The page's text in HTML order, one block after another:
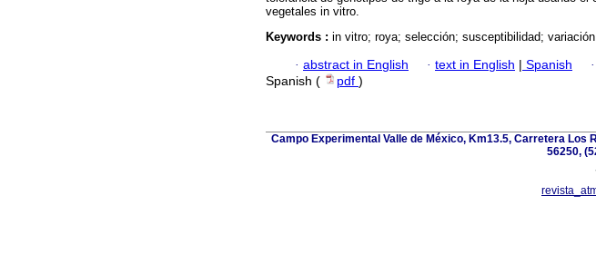
vegetales in vitro.
Keywords : in vitro; roya; selección; susceptibilidad;
· abstract in English · text in English | Spanish ·
Spanish (
pdf )
Campo Experimental Valle de México, Km13.5, Carretera Los
56250,